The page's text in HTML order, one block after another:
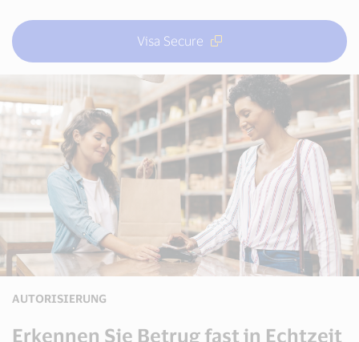
Visa Secure
AUTORISIERUNG
Erkennen Sie Betrug fast in Echtzeit